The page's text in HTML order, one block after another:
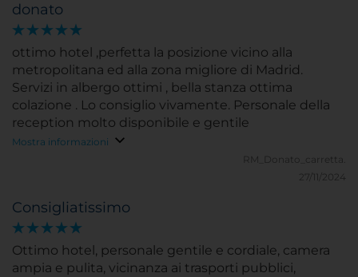
donato
ottimo hotel ,perfetta la posizione vicino alla
metropolitana ed alla zona migliore di Madrid.
Servizi in albergo ottimi , bella stanza ottima
colazione . Lo consiglio vivamente. Personale della
reception molto disponibile e gentile
Mostra informazioni
RM_Donato_carretta.
27/11/2024
Consigliatissimo
Ottimo hotel, personale gentile e cordiale, camera
ampia e pulita, vicinanza ai trasporti pubblici,